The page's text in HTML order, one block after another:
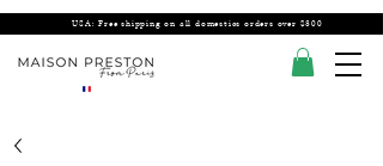
USA: Free shipping on all domestics orders over $300